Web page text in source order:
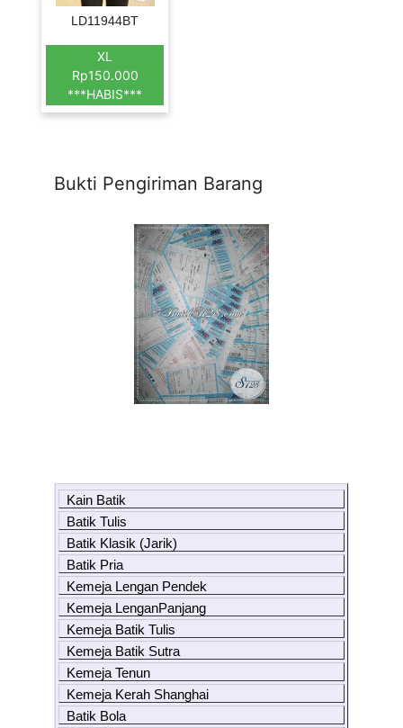
LD11944BT
XL
Rp150.000
***HABIS***
Bukti Pengiriman Barang
Kain Batik
Batik Tulis
Batik Klasik (Jarik)
Batik Pria
Kemeja Lengan Pendek
Kemeja LenganPanjang
Kemeja Batik Tulis
Kemeja Batik Sutra
Kemeja Tenun
Kemeja Kerah Shanghai
Batik Bola